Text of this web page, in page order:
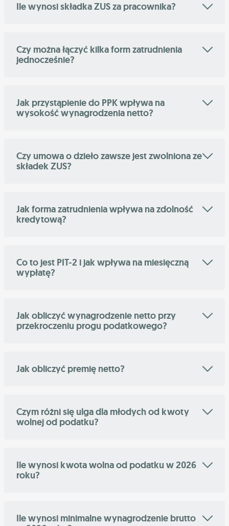
Ile wynosi składka ZUS za pracownika?
Czy można łączyć kilka form zatrudnienia
jednocześnie?
Jak przystąpienie do PPK wpływa na
wysokość wynagrodzenia netto?
Czy umowa o dzieło zawsze jest zwolniona ze
składek ZUS?
Jak forma zatrudnienia wpływa na zdolność
kredytową?
Co to jest PIT-2 i jak wpływa na miesięczną
wypłatę?
Jak obliczyć wynagrodzenie netto przy
przekroczeniu progu podatkowego?
Jak obliczyć premię netto?
Czym różni się ulga dla młodych od kwoty
wolnej od podatku?
Ile wynosi kwota wolna od podatku w 2026
roku?
Ile wynosi minimalne wynagrodzenie brutto